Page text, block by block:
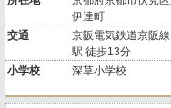
伊達町
交通
京阪電気鉄道京阪
駅 徒歩13分
小学校 深草小学校